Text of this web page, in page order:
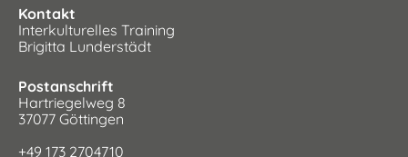
Kontakt
Interkulturelles Training
Brigitta Lunderstädt
Postanschrift
Hartriegelweg 8
37077 Göttingen
+49 173 2704710